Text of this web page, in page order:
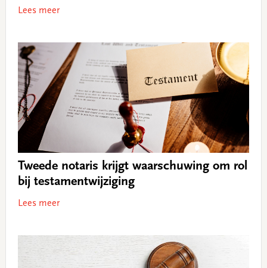
Lees meer
Tweede notaris krijgt waarschuwing om rol
bij testamentwijziging
Lees meer